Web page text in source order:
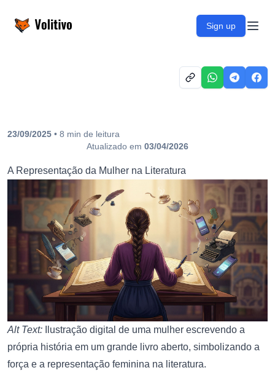
Volitivo Sign up
23/09/2025 • 8 min de leitura
Atualizado em 03/04/2026
A Representação da Mulher na Literatura
Alt Text: Ilustração digital de uma mulher escrevendo a
própria história em um grande livro aberto, simbolizando a
força e a representação feminina na literatura.